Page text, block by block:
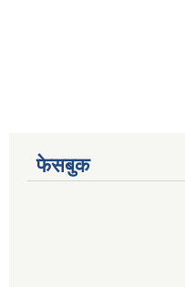
फेसबुक